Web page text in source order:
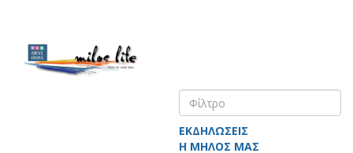
ΕΚΔΗΛΩΣΕΙΣ
Η ΜΗΛΟΣ ΜΑΣ